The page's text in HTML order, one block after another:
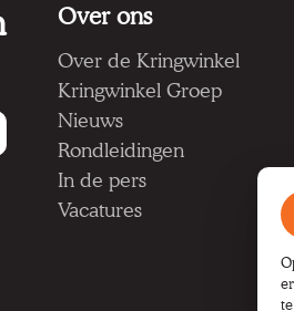
Over ons
Over de Kringwinkel
Kringwinkel Groep
Nieuws
Rondleidingen
In de pers
Vacatures